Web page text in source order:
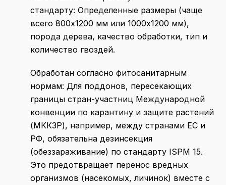
стандарту: Определенные размеры (чаще
всего 800х1200 мм или 1000х1200 мм),
порода дерева, качество обработки, тип и
количество гвоздей.
Обработан согласно фитосанитарным
нормам: Для поддонов, пересекающих
границы стран-участниц Международной
конвенции по карантину и защите растений
(МККЗР), например, между странами ЕС и
РФ, обязательна дезинсекция
(обеззараживание) по стандарту ISPM 15.
Это предотвращает перенос вредных
организмов (насекомых, личинок) вместе с